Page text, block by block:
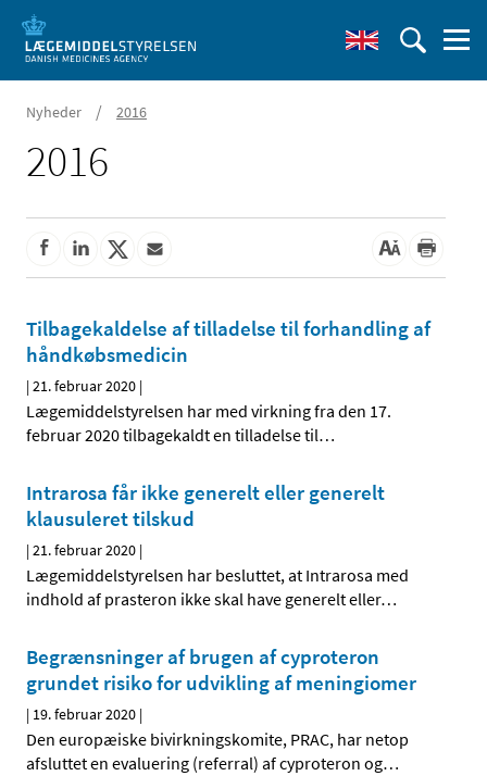
Nyheder / 2016
2016
Tilbagekaldelse af tilladelse til forhandling af
håndkøbsmedicin
|21. februar 2020 |
Lægemiddelstyrelsen har med virkning fra den 17.
februar 2020 tilbagekaldt en tilladelse til…
Intrarosa får ikke generelt eller generelt
klausuleret tilskud
|21. februar 2020 |
Lægemiddelstyrelsen har besluttet, at Intrarosa med
indhold af prasteron ikke skal have generelt eller…
Begrænsninger af brugen af cyproteron
grundet risiko for udvikling af meningiomer
| 19. februar 2020 |
Den europæiske bivirkningskomite, PRAC, har netop
afsluttet en evaluering (referral) af cyproteron og…